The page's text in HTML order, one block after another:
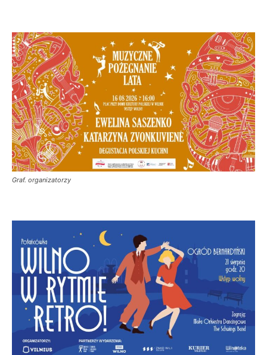
Graf. organizatorzy